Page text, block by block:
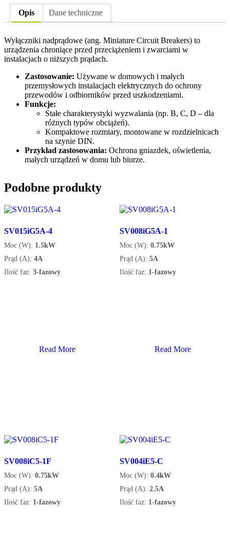
Opis Dane techniczne
Wyłączniki nadprądowe (ang. Miniature Circuit Breakers) to
urządzenia chroniące przed przeciążeniem i zwarciami w
instalacjach o niższych prądach.
Zastosowanie: Używane w domowych i małych
przemysłowych instalacjach elektrycznych do ochrony
przewodów i odbiorników przed uszkodzeniami.
Funkcje:
Stałe charakterystyki wyzwalania (np. B, C, D – dla
różnych typów obciążeń).
Kompaktowe rozmiary, montowane w rozdzielnicach
na szynie DIN.
Przykład zastosowania: Ochrona gniazdek, oświetlenia,
małych urządzeń w domu lub biurze.
Podobne produkty
SV015iG5A-4
Moc (W): 1.5kW
Prąd (A): 4A
Ilość faz: 3-fazowy
Read More
SV008iG5A-1
Moc (W): 0.75kW
Prąd (A): 5A
Ilość faz: 1-fazowy
Read More
SV008iC5-1F
Moc (W): 0.75kW
Prąd (A): 5A
Ilość faz: 1-fazowy
SV004iE5-C
Moc (W): 0.4kW
Prąd (A): 2.5A
Ilość faz: 1-fazowy